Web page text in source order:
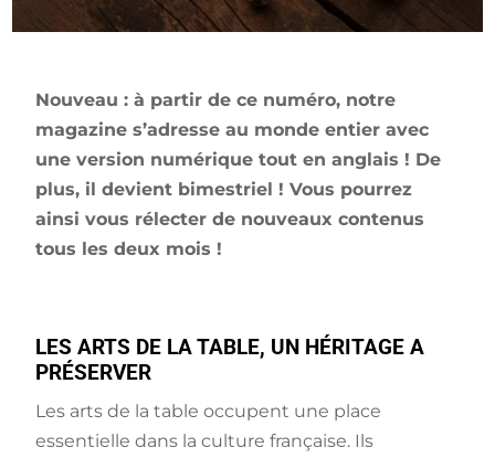
Nouveau : à partir de ce numéro, notre
magazine s’adresse au monde entier avec
une version numérique tout en anglais ! De
plus, il devient bimestriel ! Vous pourrez
ainsi vous rélecter de nouveaux contenus
tous les deux mois !
LES ARTS DE LA TABLE, UN HÉRITAGE A
PRÉSERVER
Les arts de la table occupent une place
essentielle dans la culture française. Ils